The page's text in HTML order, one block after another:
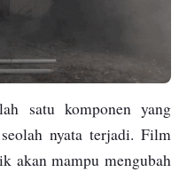
satu komponen yang
nyata terjadi. Film
akan mampu mengubah